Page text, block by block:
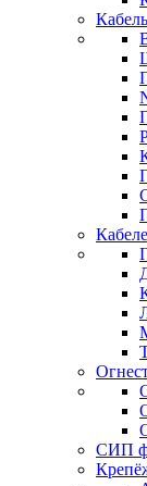
СИП